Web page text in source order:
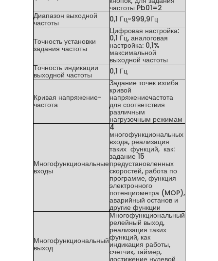
частоты Pb01=2
Диапазон выходной
частоты 0,1 Гц~999,9Гц
Точность установки
задания частоты
Цифровая настройка:
0,1 Гц, аналоговая
настройка: 0,1%
максимальной
выходной частоты
Точность индикации
выходной частоты 0,1 Гц
Кривая напряжение-
частота
Задание точек изгиба
кривой
напряжениечастота
для соответствия
различным
нагрузочным режимам
Многофункциональные
входы
4
многофункциональных
входа, реализация
таких функций, как:
задание 15
предустановленных
скоростей, работа по
программе, функция
электронного
потенциометра (MOP),
аварийный останов и
другие функции
Многофункциональный
выход
Многофункциональный
релейный выход,
реализация таких
функций, как
индикация работы,
счетчик, таймер,
достижение нулевой